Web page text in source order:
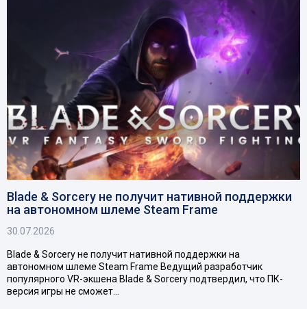
Blade & Sorcery не получит нативной поддержки
на автономном шлеме Steam Frame
30.07.2026
Blade & Sorcery не получит нативной поддержки на
автономном шлеме Steam Frame Ведущий разработчик
популярного VR-экшена Blade & Sorcery подтвердил, что ПК-
версия игры не сможет…